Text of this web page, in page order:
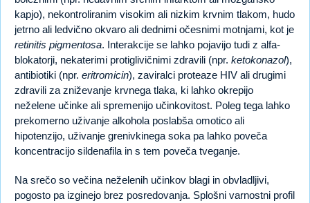
kapjo), nekontroliranim visokim ali nizkim krvnim tlakom, hudo
jetrno ali ledvično okvaro ali dednimi očesnimi motnjami, kot je
retinitis pigmentosa. Interakcije se lahko pojavijo tudi z alfa-
blokatorji, nekaterimi protiglivičnimi zdravili (npr. ketokonazol),
antibiotiki (npr. eritromicin), zaviralci proteaze HIV ali drugimi
zdravili za zniževanje krvnega tlaka, ki lahko okrepijo
neželene učinke ali spremenijo učinkovitost. Poleg tega lahko
prekomerno uživanje alkohola poslabša omotico ali
hipotenzijo, uživanje grenivkinega soka pa lahko poveča
koncentracijo sildenafila in s tem poveča tveganje.
Na srečo so večina neželenih učinkov blagi in obvladljivi,
pogosto pa izginejo brez posredovanja. Splošni varnostni profil